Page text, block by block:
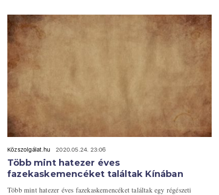
Közszolgálat.hu 2020.05.24. 23:06
Több mint hatezer éves
fazekaskemencéket találtak Kínában
Több mint hatezer éves fazekaskemencéket találtak egy régészeti